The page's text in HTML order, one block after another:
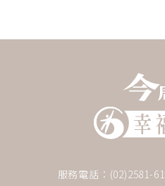
服務電話：(02)2581-